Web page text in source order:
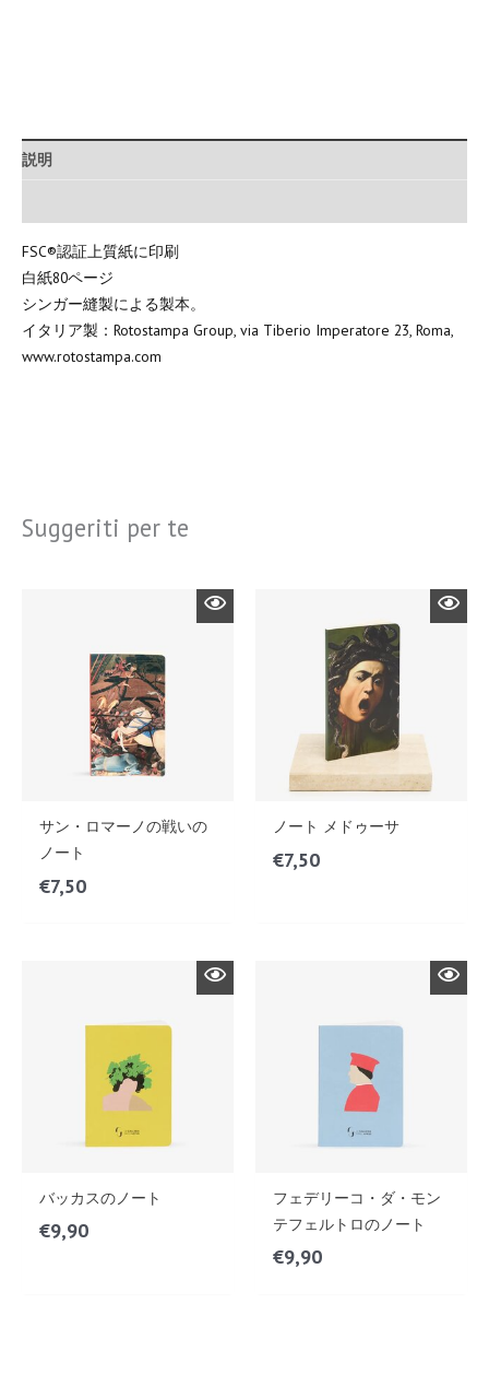
説明
FSC®認証上質紙に印刷
白紙80ページ
シンガー縫製による製本。
イタリア製：Rotostampa Group, via Tiberio Imperatore 23, Roma,
www.rotostampa.com
Suggeriti per te
サン・ロマーノの戦いの
ノート
€7,50
ノート メドゥーサ
€7,50
バッカスのノート
€9,90
フェデリーコ・ダ・モン
テフェルトロのノート
€9,90